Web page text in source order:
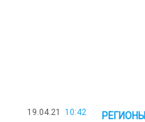
19.04.21 10:42 РЕГИОНЫ